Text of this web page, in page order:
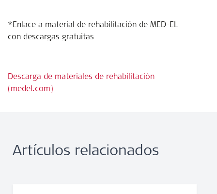
*Enlace a material de rehabilitación de MED-EL
con descargas gratuitas
Descarga de materiales de rehabilitación
(medel.com)
Artículos relacionados